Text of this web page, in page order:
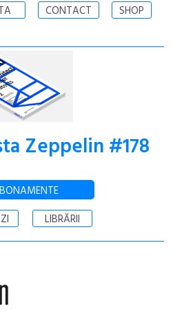
CONTACT SHOP
Zeppelin #178
LIBRĂRII